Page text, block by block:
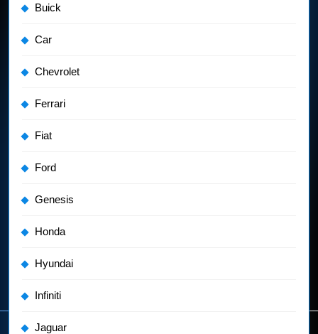
Buick
Car
Chevrolet
Ferrari
Fiat
Ford
Genesis
Honda
Hyundai
Infiniti
Jaguar